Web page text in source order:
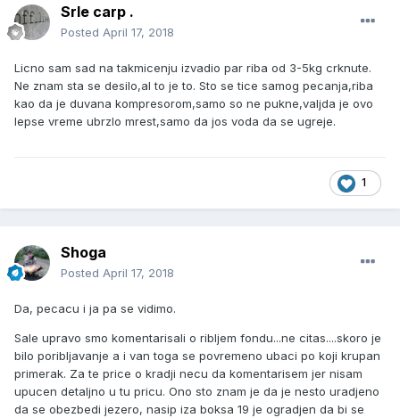
Srle carp .
Posted April 17, 2018
Licno sam sad na takmicenju izvadio par riba od 3-5kg crknute.
Ne znam sta se desilo,al to je to. Sto se tice samog pecanja,riba
kao da je duvana kompresorom,samo so ne pukne,valjda je ovo
lepse vreme ubrzlo mrest,samo da jos voda da se ugreje.
1
Shoga
Posted April 17, 2018
Da, pecacu i ja pa se vidimo.
Sale upravo smo komentarisali o ribljem fondu...ne citas....skoro je
bilo poribljavanje a i van toga se povremeno ubaci po koji krupan
primerak. Za te price o kradji necu da komentarisem jer nisam
upucen detaljno u tu pricu. Ono sto znam je da je nesto uradjeno
da se obezbedi jezero, nasip iza boksa 19 je ogradjen da bi se